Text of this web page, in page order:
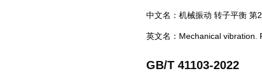
中文名：机械振动 转子平衡 第
英文名：Mechanical vibration.
GB/T 41103-2022